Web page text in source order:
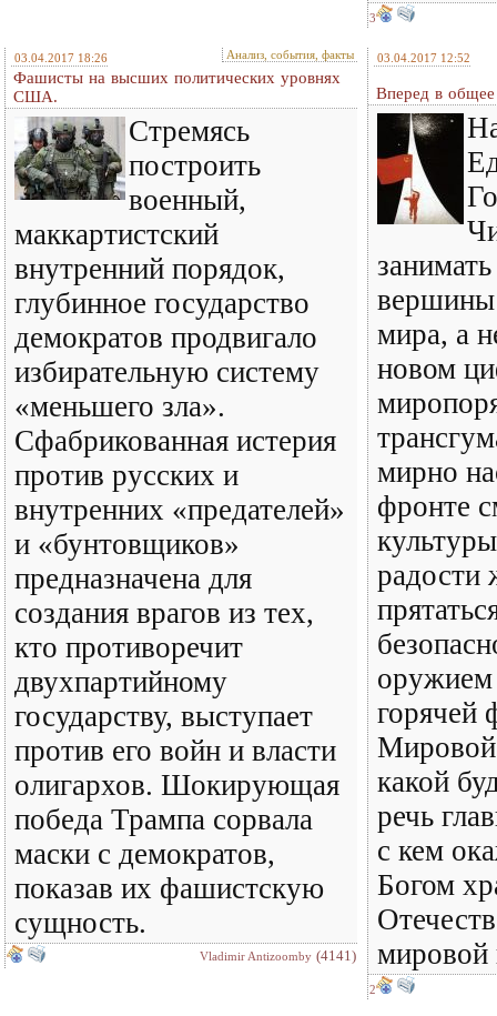
3
03.04.2017 18:26 Анализ, события, факты
Фашисты на высших политических уровнях
США.
Стремясь
построить
военный,
маккартистский
внутренний порядок,
глубинное государство
демократов продвигало
избирательную систему
«меньшего зла».
Сфабрикованная истерия
против русских и
внутренних «предателей»
и «бунтовщиков»
предназначена для
создания врагов из тех,
кто противоречит
двухпартийному
государству, выступает
против его войн и власти
олигархов. Шокирующая
победа Трампа сорвала
маски с демократов,
показав их фашистскую
сущность.
Vladimir Antizoomby (4141)
03.04.2017 12:52
Вперед в общее
вершины
мира, а
новом
мирно
фронте
радости
горячей
какой
речь
с кем
Богом
2